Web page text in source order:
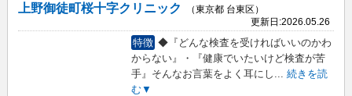
上野御徒町桜十字クリニック
（東京都 台東区）
更新日:2026.05.26
特徴 ◆『どんな検査を受ければいいのかわ
からない』・『健康でいたいけど検査が苦
手』そんなお言葉をよく耳にし
続きを読
む▼